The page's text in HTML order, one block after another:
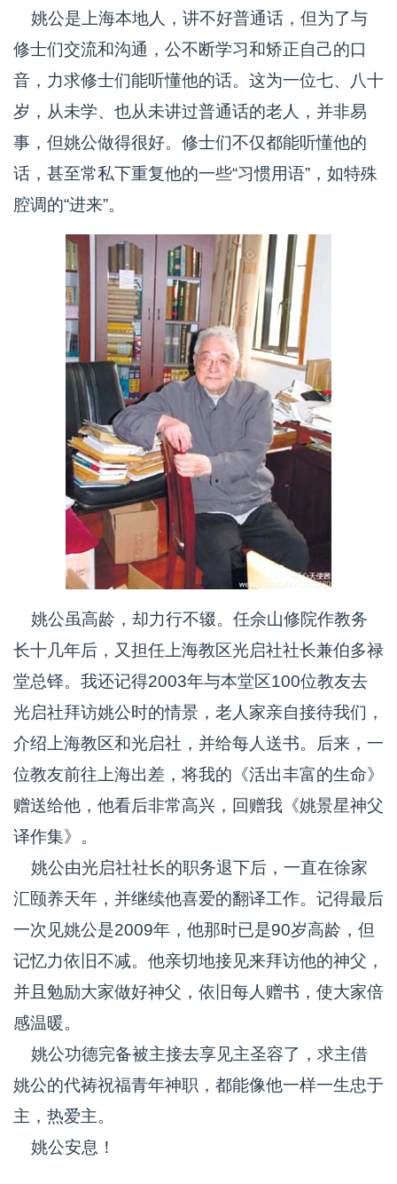
姚公是上海本地人，讲不好普通话，但为了与
修士们交流和沟通，公不断学习和矫正自己的口
音，力求修士们能听懂他的话。这为一位七、八十
岁，从未学、也从未讲过普通话的老人，并非易
事，但姚公做得很好。修士们不仅都能听懂他的
话，甚至常私下重复他的一些“习惯用语”，如特殊
腔调的“进来”。
姚公虽高龄，却力行不辍。任佘山修院作教务
长十几年后，又担任上海教区光启社社长兼伯多禄
堂总铎。我还记得2003年与本堂区100位教友去
光启社拜访姚公时的情景，老人家亲自接待我们，
介绍上海教区和光启社，并给每人送书。后来，一
位教友前往上海出差，将我的《活出丰富的生命》
赠送给他，他看后非常高兴，回赠我《姚景星神父
译作集》。
姚公由光启社社长的职务退下后，一直在徐家
汇颐养天年，并继续他喜爱的翻译工作。记得最后
一次见姚公是2009年，他那时已是90岁高龄，但
记忆力依旧不减。他亲切地接见来拜访他的神父，
并且勉励大家做好神父，依旧每人赠书，使大家倍
感温暖。
姚公功德完备被主接去享见主圣容了，求主借
姚公的代祷祝福青年神职，都能像他一样一生忠于
主，热爱主。
姚公安息！